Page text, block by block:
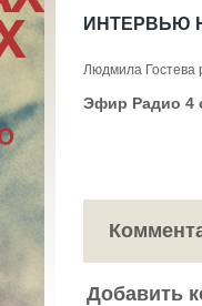
ИНТЕРВЬЮ
Людмила Гостева
Эфир Радио 4
Добавить